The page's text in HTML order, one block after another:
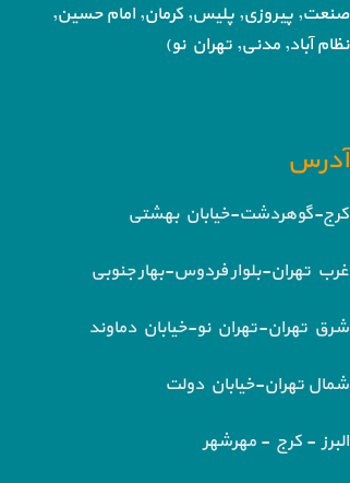
صنعت, پیروزی, پلیس, کرمان, امام حسین,
نظام آباد, مدنی, تهران نو)
آدرس
کرج-گوهردشت-خیابان بهشتی
غرب تهران-بلوار فردوس-بهار جنوبی
شرق تهران-تهران نو-خیابان دماوند
شمال تهران-خیابان دولت
البرز - کرج - مهرشهر